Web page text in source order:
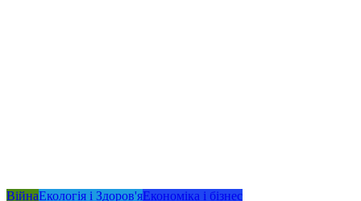
ВійнаЕкологія і Здоров'яЕкономіка і бізнес